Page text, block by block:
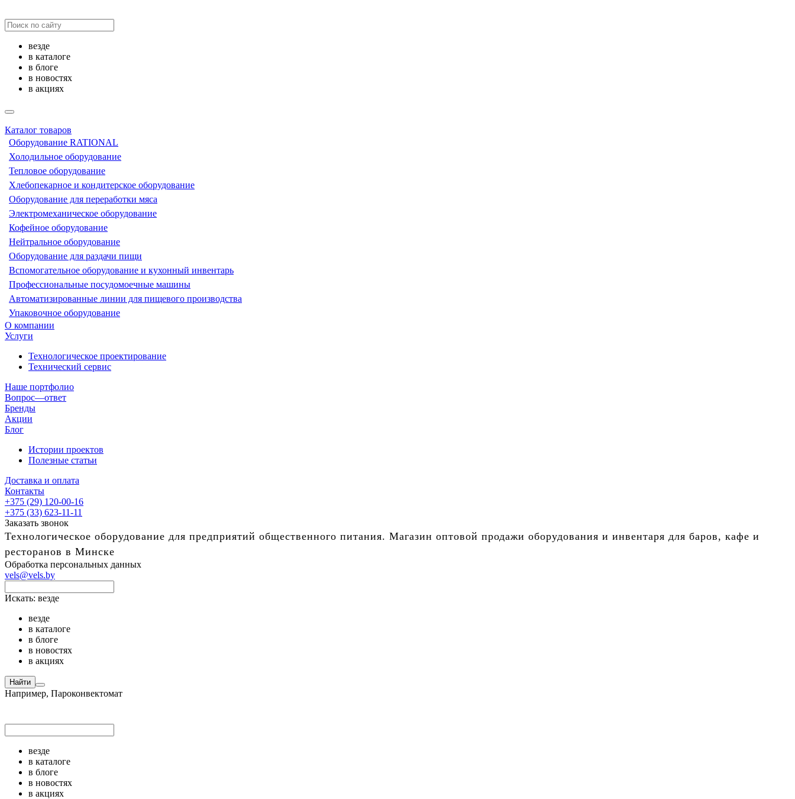
везде
в каталоге
в блоге
в новостях
в акциях
Каталог товаров
Оборудование RATIONAL
Холодильное оборудование
Тепловое оборудование
Хлебопекарное и кондитерское оборудование
Оборудование для переработки мяса
Электромеханическое оборудование
Кофейное оборудование
Нейтральное оборудование
Оборудование для раздачи пищи
Вспомогательное оборудование и кухонный инвентарь
Профессиональные посудомоечные машины
Автоматизированные линии для пищевого производства
Упаковочное оборудование
О компании
Услуги
Технологическое проектирование
Технический сервис
Наше портфолио
Вопрос—ответ
Бренды
Акции
Блог
Истории проектов
Полезные статьи
Доставка и оплата
Контакты
+375 (29) 120-00-16
+375 (33) 623-11-11
Заказать звонок
Технологическое оборудование для предприятий общественного питания. Магазин оптовой продажи оборудования и инвентаря для баров, кафе и
ресторанов в Минске
Обработка персональных данных
vels@vels.by
Искать: везде
везде
в каталоге
в блоге
в новостях
в акциях
Найти
Например, Пароконвектомат
везде
в каталоге
в блоге
в новостях
в акциях